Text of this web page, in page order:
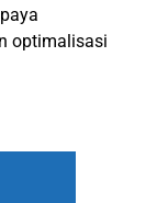
optimalisasi